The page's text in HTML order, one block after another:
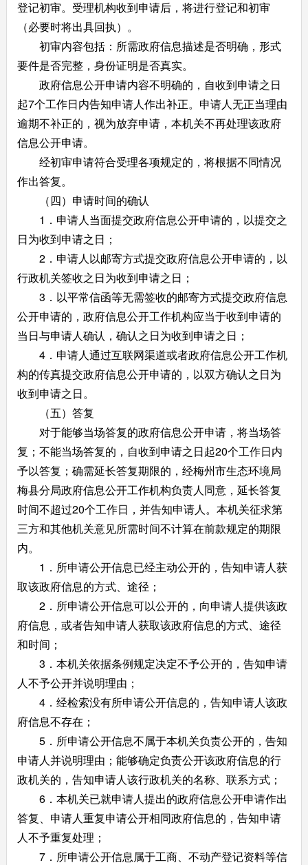
登记初审。受理机构收到申请后，将进行登记和初审
（必要时将出具回执）。
初审内容包括：所需政府信息描述是否明确，形式
要件是否完整，身份证明是否真实。
政府信息公开申请内容不明确的，自收到申请之日
起7个工作日内告知申请人作出补正。申请人无正当理由
逾期不补正的，视为放弃申请，本机关不再处理该政府
信息公开申请。
经初审申请符合受理各项规定的，将根据不同情况
作出答复。
（四）申请时间的确认
1．申请人当面提交政府信息公开申请的，以提交之
日为收到申请之日；
2．申请人以邮寄方式提交政府信息公开申请的，以
行政机关签收之日为收到申请之日；
3．以平常信函等无需签收的邮寄方式提交政府信息
公开申请的，政府信息公开工作机构应当于收到申请的
当日与申请人确认，确认之日为收到申请之日；
4．申请人通过互联网渠道或者政府信息公开工作机
构的传真提交政府信息公开申请的，以双方确认之日为
收到申请之日。
（五）答复
对于能够当场答复的政府信息公开申请，将当场答
复；不能当场答复的，自收到申请之日起20个工作日内
予以答复；确需延长答复期限的，经梅州市生态环境局
梅县分局政府信息公开工作机构负责人同意，延长答复
时间不超过20个工作日，并告知申请人。本机关征求第
三方和其他机关意见所需时间不计算在前款规定的期限
内。
1．所申请公开信息已经主动公开的，告知申请人获
取该政府信息的方式、途径；
2．所申请公开信息可以公开的，向申请人提供该政
府信息，或者告知申请人获取该政府信息的方式、途径
和时间；
3．本机关依据条例规定决定不予公开的，告知申请
人不予公开并说明理由；
4．经检索没有所申请公开信息的，告知申请人该政
府信息不存在；
5．所申请公开信息不属于本机关负责公开的，告知
申请人并说明理由；能够确定负责公开该政府信息的行
政机关的，告知申请人该行政机关的名称、联系方式；
6．本机关已就申请人提出的政府信息公开申请作出
答复、申请人重复申请公开相同政府信息的，告知申请
人不予重复处理；
7．所申请公开信息属于工商、不动产登记资料等信